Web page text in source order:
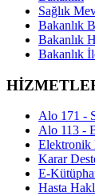
Sağlık
Bakanlık
Bakanlık
Bakanlık
Alo 171 -
Alo 113 -
Elektronik
Karar
E-
Hasta